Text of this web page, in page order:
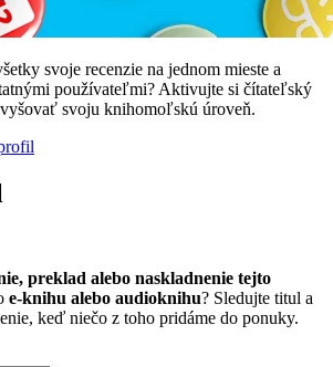
svoje recenzie na jednom mieste a
používateľmi? Aktivujte si čítateľský
svoju knihomoľskú úroveň.
preklad alebo naskladnenie tejto
e-knihu alebo audioknihu? Sledujte titul a
keď niečo z toho pridáme do ponuky.